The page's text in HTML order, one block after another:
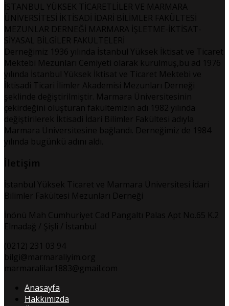
İSTANBUL YÜKSEK TİCARETLİLER VE MARMARA
ÜNİVERSİTESİ İKTİSADİ İDARİ BİLİMLER FAKÜLTESİ
MEZUNLAR DERNEĞİ MARMARA İŞLETME-İKTİSAT-
SİYASAL BİLGİLER FAKÜLTELERİ
Derneğimiz 1936 yılında İstanbul Yüksek İktisat ve Ticaret
Mektebi Mezunları Cemiyeti olarak kurulmuş,bu ad 1976
yılında İstanbul Yüksek İktisat ve Ticaret Mektebi ve
İktisadi Ticari İlimler Akademisi Mezunları Derneği
şeklinde değiştirilmiştir. Marmara Üniversitesinin
çekirdeğini oluşturan fakültemizin adı 1982 yılında
değiştirilerek İktisadi İdari Bilimler Fakültesi adıyla
Marmara Üniversitesine bağlandı. Derneğimiz de 1984
yılında bugünkü adını aldı.
İletişim
İstanbul Yüksek Ticaret ve Marmara Üniversitesi İdari
Bilimler Fakültesi Mezunları Derneği
İnönü Mah Cumhuriyet Cad Pangaltı Palas Apt No.65 K.2
Elmadağ / Şişli / İstanbul
(0212) 231 03 94
bilgi@marmaraliyim.org
marmaralilar1883@gmail.com
Anasayfa
Hakkımızda